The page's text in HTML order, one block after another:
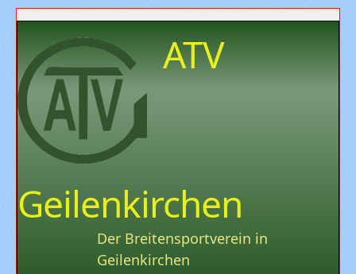
ATV
Geilenkirchen
Der Breitensportverein in
Geilenkirchen